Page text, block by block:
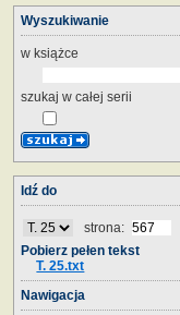
Wyszukiwanie
w książce
szukaj w całej serii
Idź do
strona:
Pobierz pełen tekst
T. 25.txt
Nawigacja